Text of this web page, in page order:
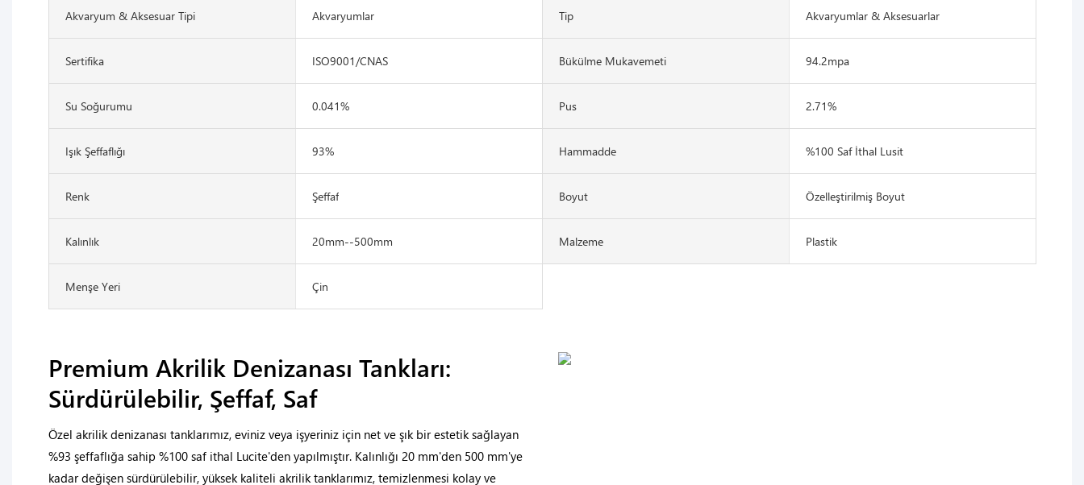
Akvaryum & Aksesuar Tipi Akvaryumlar Tip Akvaryumlar & Aksesuarlar
Sertifika ISO9001/CNAS Bükülme Mukavemeti 94.2mpa
Su Soğurumu 0.041% Pus 2.71%
Işık Şeffaflığı 93% Hammadde %100 Saf İthal Lusit
Renk Şeffaf Boyut Özelleştirilmiş Boyut
Kalınlık 20mm--500mm Malzeme Plastik
Menşe Yeri Çin
Premium Akrilik Denizanası Tankları:
Sürdürülebilir, Şeffaf, Saf
Özel akrilik denizanası tanklarımız, eviniz veya işyeriniz için net ve şık bir estetik sağlayan
%93 şeffaflığa sahip %100 saf ithal Lucite'den yapılmıştır. Kalınlığı 20 mm'den 500 mm'ye
kadar değişen sürdürülebilir, yüksek kaliteli akrilik tanklarımız, temizlenmesi kolay ve